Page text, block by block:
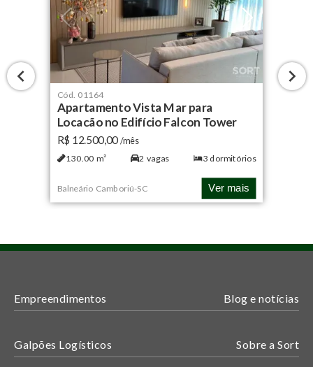
Cód. 01164
Apartamento Vista Mar para
Locação no Edifício Falcon Tower
R$ 12.500,00/mês
130.00 m² 2 vagas 3 dormitórios
Balneário Camboriú-SC Ver mais
Empreendimentos Blog e notícias
Galpões Logísticos Sobre a Sort